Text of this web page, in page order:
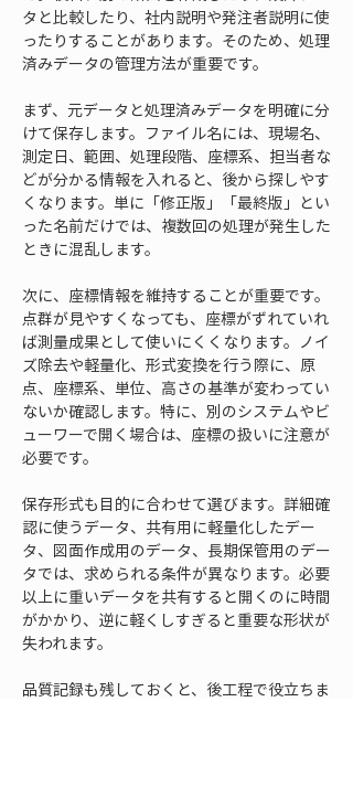
タと比較したり、社内説明や発注者説明に使
ったりすることがあります。そのため、処理
済みデータの管理方法が重要です。
まず、元データと処理済みデータを明確に分
けて保存します。ファイル名には、現場名、
測定日、範囲、処理段階、座標系、担当者な
どが分かる情報を入れると、後から探しやす
くなります。単に「修正版」「最終版」とい
った名前だけでは、複数回の処理が発生した
ときに混乱します。
次に、座標情報を維持することが重要です。
点群が見やすくなっても、座標がずれていれ
ば測量成果として使いにくくなります。ノイ
ズ除去や軽量化、形式変換を行う際に、原
点、座標系、単位、高さの基準が変わってい
ないか確認します。特に、別のシステムやビ
ューワーで開く場合は、座標の扱いに注意が
必要です。
保存形式も目的に合わせて選びます。詳細確
認に使うデータ、共有用に軽量化したデー
タ、図面作成用のデータ、長期保管用のデー
タでは、求められる条件が異なります。必要
以上に重いデータを共有すると開くのに時間
がかかり、逆に軽くしすぎると重要な形状が
失われます。
品質記録も残しておくと、後工程で役立ちま